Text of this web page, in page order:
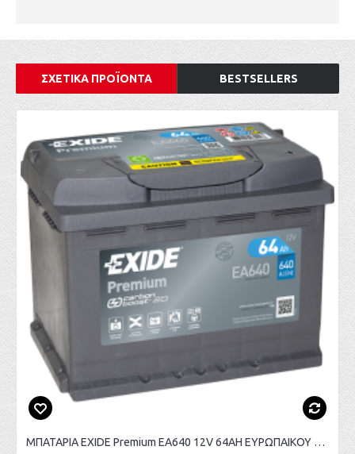
ΣΧΕΤΙΚΑ ΠΡΟΪΟΝΤΑ BESTSELLERS
ΜΠΑΤΑΡΙΑ EXIDE Premium EA640 12V 64AH ΕΥΡΩΠΑΙΚΟΥ ΤΥΠΟΥ